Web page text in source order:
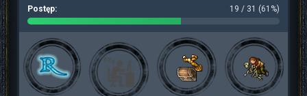
Postęp: 19 / 31 (61%)